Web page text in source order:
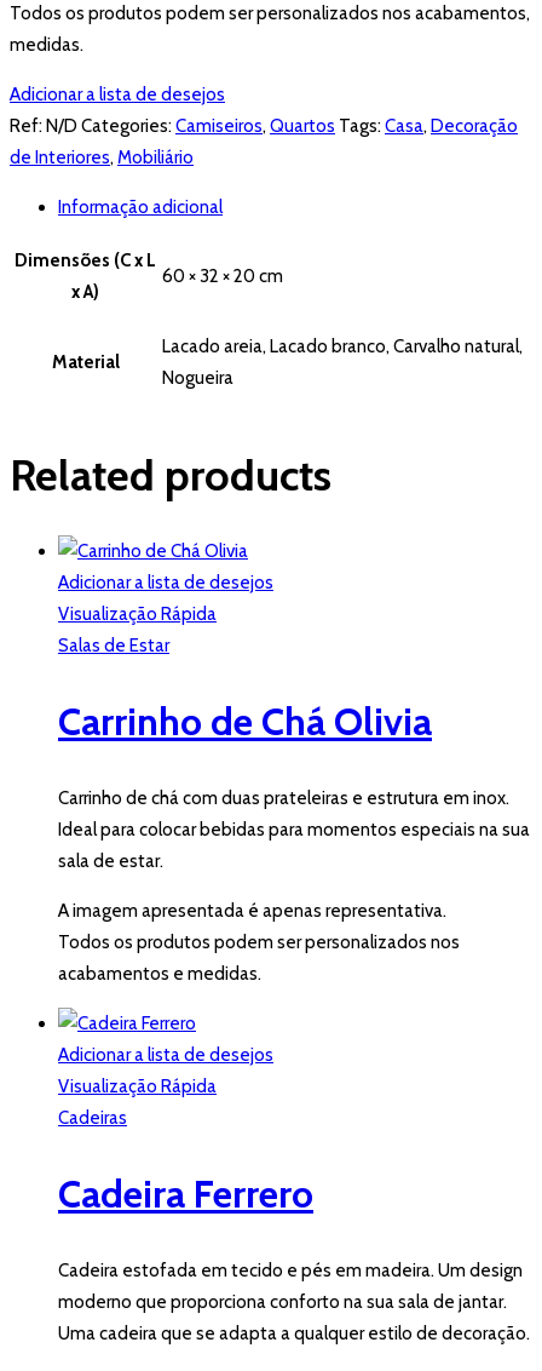
Todos os produtos podem ser personalizados nos acabamentos,
medidas.
Adicionar a lista de desejos
Ref:N/D Categories:Camiseiros, Quartos Tags:Casa, Decoração
de Interiores, Mobiliário
Informação adicional
Dimensões (C x L
x A)
60 × 32 × 20 cm
Material
Lacado areia, Lacado branco, Carvalho natural,
Nogueira
Related products
Adicionar a lista de desejos
Visualização Rápida
Salas de Estar
Carrinho de Chá Olivia
Carrinho de chá com duas prateleiras e estrutura em inox.
Ideal para colocar bebidas para momentos especiais na sua
sala de estar.
A imagem apresentada é apenas representativa.
Todos os produtos podem ser personalizados nos
acabamentos e medidas.
Adicionar a lista de desejos
Visualização Rápida
Cadeiras
Cadeira Ferrero
Cadeira estofada em tecido e pés em madeira. Um design
moderno que proporciona conforto na sua sala de jantar.
Uma cadeira que se adapta a qualquer estilo de decoração.